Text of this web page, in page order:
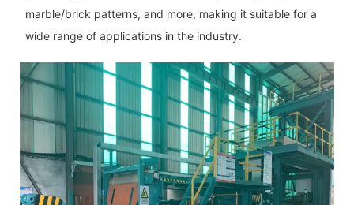
marble/brick patterns, and more, making it suitable for a
wide range of applications in the industry.